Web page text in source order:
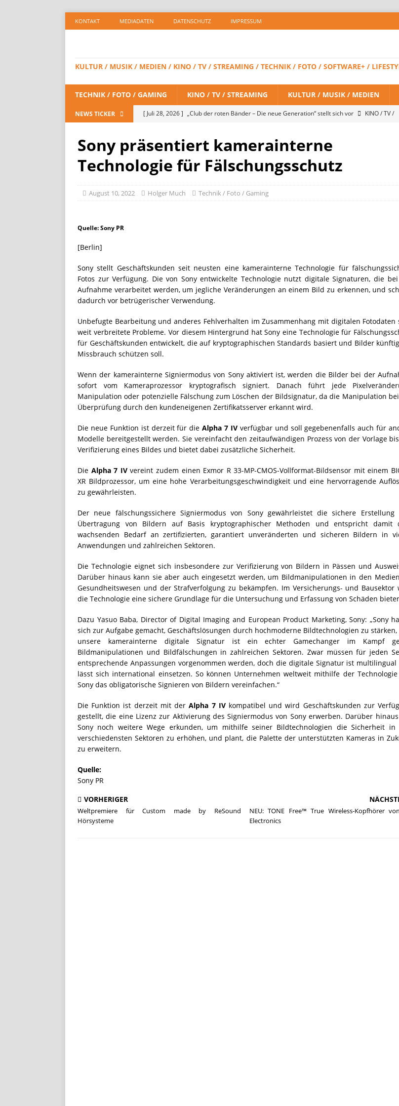
KONTAKT MEDIADATEN DATENSCHUTZ IMPRESSUM
KULTUR / MUSIK / MEDIEN / KINO / TV / STREAMING / TECHNIK / FOTO / SOFTWARE+ /
TECHNIK / FOTO / GAMING KINO / TV / STREAMING KULTUR / MUSIK / MEDIEN
NEWS TICKER [ Juli 28, 2026 ] „Club der roten Bänder – Die neue Generation“ stellt sich vor
KINO / TV /
[ Juli 24, 2026 ]
DEPP IS BACK: Ebenezer – Eine Weihnachtsgeschichte – 1. Trailer
/ STREAMING
STREAMING
FG3
LIFESTYLE / REISE
Sony präsentiert kamerainterne
Technologie für Fälschungsschutz
August 10, 2022 Holger Much Technik / Foto / Gaming
Quelle: Sony PR
[Berlin]
Sony stellt Geschäftskunden seit neusten eine kamerainterne Technologie für
Fotos zur Verfügung. Die von Sony entwickelte Technologie nutzt digitale Signaturen, die
Aufnahme verarbeitet werden, um jegliche Veränderungen an einem Bild zu erkennen, und
dadurch vor betrügerischer Verwendung.
Unbefugte Bearbeitung und anderes Fehlverhalten im Zusammenhang mit digitalen Fotodaten
weit verbreitete Probleme. Vor diesem Hintergrund hat Sony eine Technologie für
für Geschäftskunden entwickelt, die auf kryptographischen Standards basiert und Bilder
Missbrauch schützen soll.
Wenn der kamerainterne Signiermodus von Sony aktiviert ist, werden die Bilder bei der
sofort vom Kameraprozessor kryptografisch signiert. Danach führt jede
Manipulation oder potenzielle Fälschung zum Löschen der Bildsignatur, da die Manipulation
Überprüfung durch den kundeneigenen Zertifikatsserver erkannt wird.
Die neue Funktion ist derzeit für dieAlpha 7 IVverfügbar und soll gegebenenfalls auch für
Modelle bereitgestellt werden. Sie vereinfacht den zeitaufwändigen Prozess von der Vorlage
Verifizierung eines Bildes und bietet dabei zusätzliche Sicherheit.
Die Alpha 7 IVvereint zudem einen Exmor R 33-MP-CMOS-Vollformat-Bildsensor mit einem
XR Bildprozessor, um eine hohe Verarbeitungsgeschwindigkeit und eine hervorragende
zu gewährleisten.
Der neue fälschungssichere Signiermodus von Sony gewährleistet die sichere Erstellung
Übertragung von Bildern auf Basis kryptographischer Methoden und entspricht damit
wachsenden Bedarf an zertifizierten, garantiert unveränderten und sicheren Bildern in
Anwendungen und zahlreichen Sektoren.
Die Technologie eignet sich insbesondere zur Verifizierung von Bildern in Pässen und
Darüber hinaus kann sie aber auch eingesetzt werden, um Bildmanipulationen in den
Gesundheitswesen und der Strafverfolgung zu bekämpfen. Im Versicherungs- und Bausektor
die Technologie eine sichere Grundlage für die Untersuchung und Erfassung von Schäden
Dazu Yasuo Baba, Director of Digital Imaging and European Product Marketing, Sony: „Sony
sich zur Aufgabe gemacht, Geschäftslösungen durch hochmoderne Bildtechnologien zu stärken,
unsere kamerainterne digitale Signatur ist ein echter Gamechanger im Kampf
Bildmanipulationen und Bildfälschungen in zahlreichen Sektoren. Zwar müssen für jeden
entsprechende Anpassungen vorgenommen werden, doch die digitale Signatur ist multilingual
lässt sich international einsetzen. So können Unternehmen weltweit mithilfe der Technologie
Sony das obligatorische Signieren von Bildern vereinfachen.“
Die Funktion ist derzeit mit derAlpha 7 IV kompatibel und wird Geschäftskunden zur
gestellt, die eine Lizenz zur Aktivierung des Signiermodus von Sony erwerben. Darüber
Sony noch weitere Wege erkunden, um mithilfe seiner Bildtechnologien die Sicherheit in
verschiedensten Sektoren zu erhöhen, und plant, die Palette der unterstützten Kameras in
zu erweitern.
Quelle:
Sony PR
VORHERIGER
Weltpremiere für Custom made by ReSound
Hörsysteme
NEU: TONE Free™ True Wireless-Kopfhörer
Electronics